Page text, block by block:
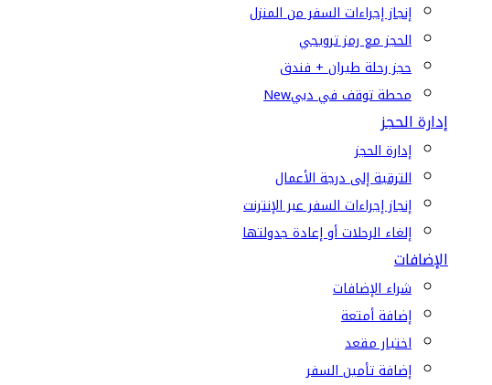
إنجاز إجراءات السفر من المنزل
الحجز مع رمز ترويجي
حجز رحلة طيران + فندق
محطة توقف في دبيNew
إدارة الحجز
إدارة الحجز
الترقية إلى درجة الأعمال
إنجاز إجراءات السفر عبر الإنترنت
إلغاء الرحلات أو إعادة جدولتها
الإضافات
شراء الإضافات
إضافة أمتعة
اختيار مقعد
إضافة تأمين السفر